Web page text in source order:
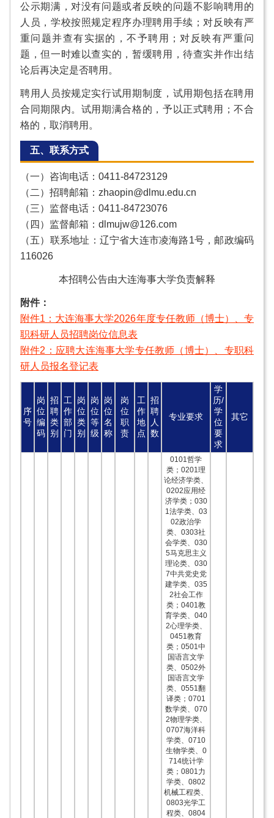
公示期满，对没有问题或者反映的问题不影响聘用的
人员，学校按照规定程序办理聘用手续；对反映有严
重问题并查有实据的，不予聘用；对反映有严重问
题，但一时难以查实的，暂缓聘用，待查实并作出结
论后再决定是否聘用。
聘用人员按规定实行试用期制度，试用期包括在聘用
合同期限内。试用期满合格的，予以正式聘用；不合
格的，取消聘用。
五、联系方式
（一）咨询电话：0411-84723129
（二）招聘邮箱：zhaopin@dlmu.edu.cn
（三）监督电话：0411-84723076
（四）监督邮箱：dlmujw@126.com
（五）联系地址：辽宁省大连市凌海路1号，邮政编码
116026
本招聘公告由大连海事大学负责解释
附件：
附件1：大连海事大学2026年度专任教师（博士）、专
职科研人员招聘岗位信息表
附件2：应聘大连海事大学专任教师（博士）、专职科
研人员报名登记表
序
号
岗
位
编
码
招
聘
类
别
工
作
部
门
岗
位
类
别
岗
位
等
级
岗
位
名
称
岗
位
职
责
工
作
地
点
招
聘
人
数
专业要求
学
历/
学
位
要
求
其它
0101哲学
类；0201理
论经济学类、
0202应用经
济学类；030
1法学类、03
02政治学
类、0303社
会学类、030
5马克思主义
理论类、030
7中共党史党
建学类、035
2社会工作
类；0401教
育学类、040
2心理学类、
0451教育
类；0501中
国语言文学
类、0502外
国语言文学
类、0551翻
译类；0701
数学类、070
2物理学类、
0707海洋科
学类、0710
生物学类、0
714统计学
类；0801力
学类、0802
机械工程类、
0803光学工
程类、0804